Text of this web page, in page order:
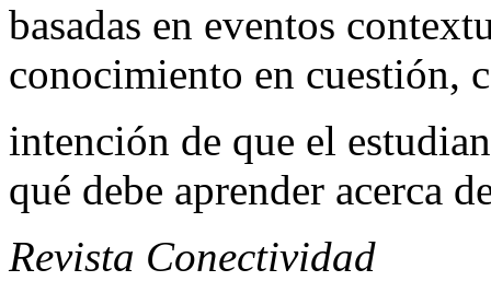
basadas en eventos
conocimiento en cuestión,
intención de que el
qué debe aprender acerca
Revista Conectividad